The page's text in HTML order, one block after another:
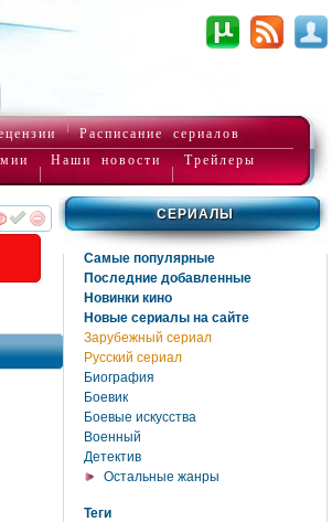
Расписание сериалов
Наши новости Трейлеры
СЕРИАЛЫ
Самые популярные
Последние добавленные
Новинки кино
Новые сериалы на сайте
Зарубежный сериал
Русский сериал
Биография
Боевик
Боевые искусства
Военный
Детектив
Остальные жанры
Теги
интересует